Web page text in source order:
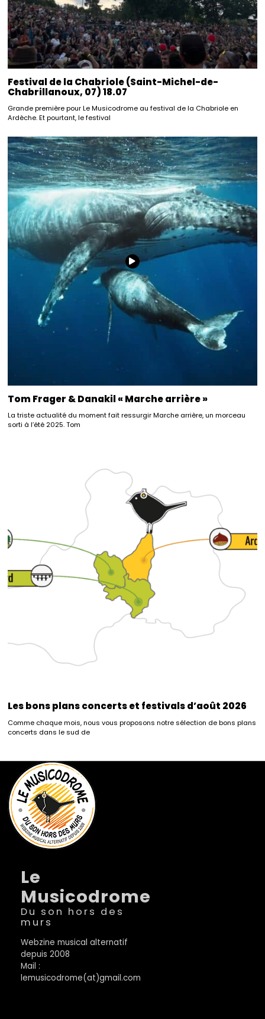
Festival de la Chabriole (Saint-Michel-de-
Chabrillanoux, 07) 18.07
Grande première pour Le Musicodrome au festival de la Chabriole en
Ardèche. Et pourtant, le festival
Tom Frager & Danakil « Marche arrière »
La triste actualité du moment fait ressurgir Marche arrière, un morceau
sorti à l’été 2025. Tom
Les bons plans concerts et festivals d’août 2026
Comme chaque mois, nous vous proposons notre sélection de bons plans
concerts dans le sud de
Le
Musicodrome
Du son hors des
murs
Webzine musical alternatif
depuis 2008
Mail :
lemusicodrome(at)gmail.com